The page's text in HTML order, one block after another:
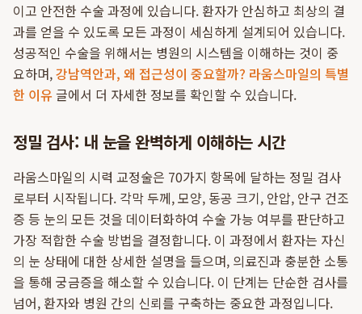
이고 안전한 수술 과정에 있습니다. 환자가 안심하고 최상의 결
과를 얻을 수 있도록 모든 과정이 세심하게 설계되어 있습니다.
성공적인 수술을 위해서는 병원의 시스템을 이해하는 것이 중
요하며,강남역안과, 왜 접근성이 중요할까? 라움스마일의 특별
한 이유글에서 더 자세한 정보를 확인할 수 있습니다.
정밀 검사: 내 눈을 완벽하게 이해하는 시간
라움스마일의 시력 교정술은 70가지 항목에 달하는 정밀 검사
로부터 시작됩니다. 각막 두께, 모양, 동공 크기, 안압, 안구 건조
증 등 눈의 모든 것을 데이터화하여 수술 가능 여부를 판단하고
가장 적합한 수술 방법을 결정합니다. 이 과정에서 환자는 자신
의 눈 상태에 대한 상세한 설명을 들으며, 의료진과 충분한 소통
을 통해 궁금증을 해소할 수 있습니다. 이 단계는 단순한 검사를
넘어, 환자와 병원 간의 신뢰를 구축하는 중요한 과정입니다.